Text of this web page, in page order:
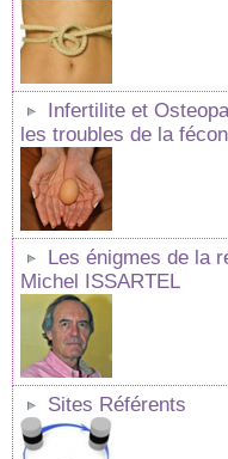
Infertilite et
les troubles de la
Les énigmes de la
Michel ISSARTEL
Sites Référents